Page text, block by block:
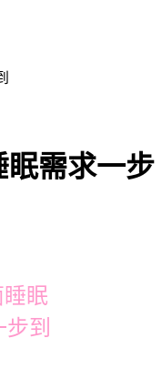
眠需求一步
眠
到